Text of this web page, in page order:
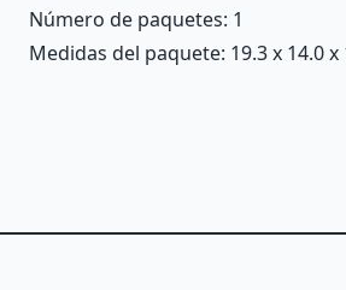
Número de paquetes: 1
Medidas del paquete: 19.3 x 14.0 x